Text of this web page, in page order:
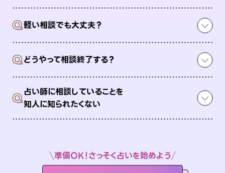
Q軽い相談でも大丈夫？
Qどうやって相談終了する？
Q占い師に相談していることを
知人に知られたくない
準備OK！さっそく占いを始めよう